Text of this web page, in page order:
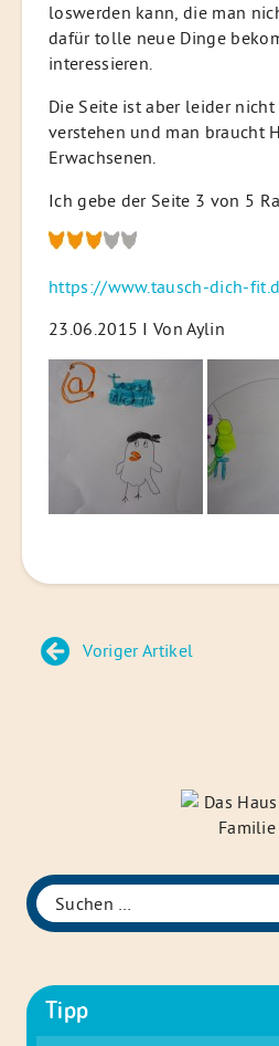
loswerden kann, die man
dafür tolle neue Dinge
interessieren.
Die Seite ist aber leider
verstehen und man braucht
Erwachsenen.
Ich gebe der Seite 3 von 5
https://www.tausch-dich-
23.06.2015 I Von Aylin
Beitragsnavigation
Voriger Artikel
Familie
Suche
Suchen
nach:
Tipp